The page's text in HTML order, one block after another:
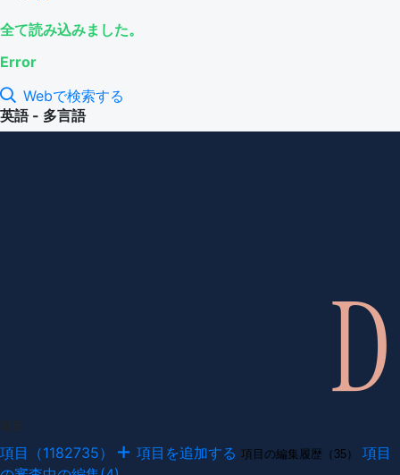
全て読み込みました。
Error
Webで検索する
英語 - 多言語
項目（1182735） 項目を追加する 項目の編集履歴（35）
項目